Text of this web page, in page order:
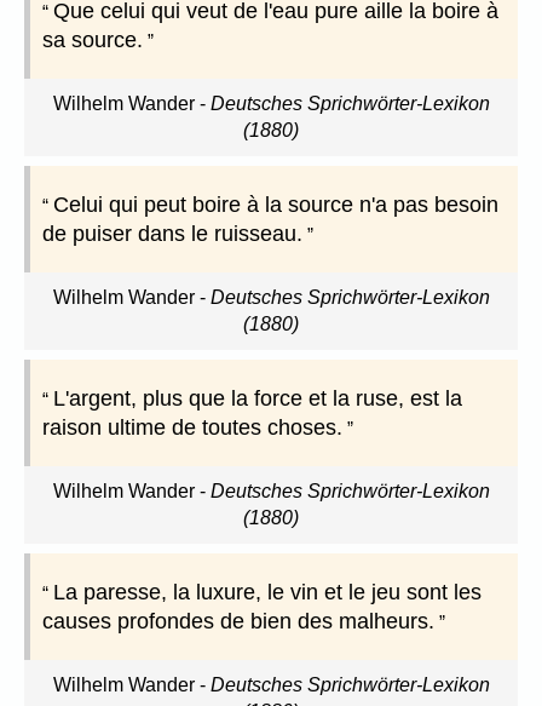
Que celui qui veut de l'eau pure aille la boire à
sa source.
Wilhelm Wander- Deutsches Sprichwörter-Lexikon
(1880)
Celui qui peut boire à la source n'a pas besoin
de puiser dans le ruisseau.
Wilhelm Wander- Deutsches Sprichwörter-Lexikon
(1880)
L'argent, plus que la force et la ruse, est la
raison ultime de toutes choses.
Wilhelm Wander- Deutsches Sprichwörter-Lexikon
(1880)
La paresse, la luxure, le vin et le jeu sont les
causes profondes de bien des malheurs.
Wilhelm Wander- Deutsches Sprichwörter-Lexikon